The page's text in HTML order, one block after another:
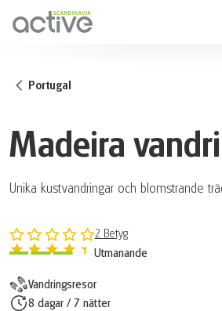
1
Portugal
Madeira
Unika kustvandringar och blomstrande
Vandringsresor
8 dagar / 7 nätter
2 Betyg
Utmanande